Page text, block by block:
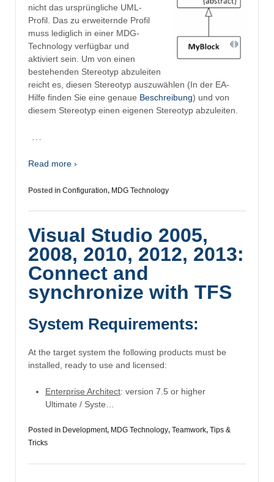
nicht das ursprüngliche UML-
Profil. Das zu erweiternde Profil
muss lediglich in einer MDG-
Technology verfügbar und
aktiviert sein. Um von einen
bestehenden Stereotyp abzuleiten
reicht es, diesen Stereotyp auszuwählen (In der EA-
Hilfe finden Sie eine genaue Beschreibung) und von
diesem Stereotyp einen eigenen Stereotyp abzuleiten.
…
Read more ›
Posted in Configuration, MDG Technology
Visual Studio 2005,
2008, 2010, 2012, 2013:
Connect and
synchronize with TFS
System Requirements:
At the target system the following products must be
installed, ready to use and licensed:
Enterprise Architect: version 7.5 or higher
Ultimate / Syste…
Posted in Development, MDG Technology, Teamwork, Tips &
Tricks